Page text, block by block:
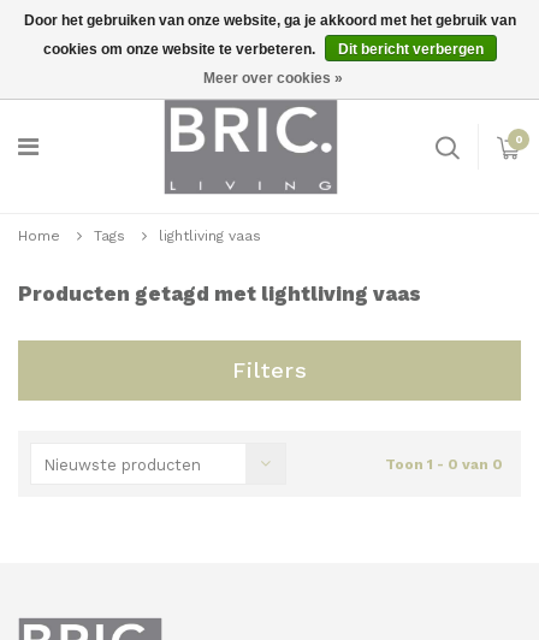
Inloggen
0
Home Tags lightliving vaas
Producten getagd met lightliving vaas
Filters
Nieuwste producten Toon 1 - 0 van 0
Door het gebruiken van onze website, ga je akkoord met het gebruik van
cookies om onze website te verbeteren.
Dit bericht verbergen
Meer over cookies »